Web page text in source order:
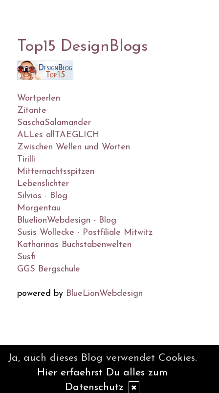
Top15 DesignBlogs
Wortperlen
Zitante
SaschaSalamander
ALLes allTAEGLICH
Zwischen Wellen und Worten
Tirilli
Mitternachtsspitzen
Lebenslichter
Silvios - Blog
Morgentau
BluelionWebdesign - Blog
Susis Wollecke - Postfiliale Mitwitz
Katharinas Buchstabenwelten
Susfi
GGS Bergschule
powered by BlueLionWebdesign
BlueLionWebdesign.de
Ja, auch dieses Blog verwendet Cookies.
Hier erfaehrst Du alles zum
Datenschutz
✖